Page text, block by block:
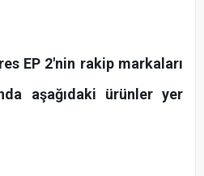
EP 2'nin rakip markaları
aşağıdaki ürünler yer